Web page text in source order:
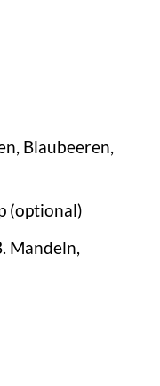
Blaubeeren,
(optional)
Mandeln,